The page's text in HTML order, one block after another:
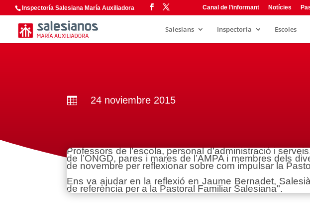
Inspectoría Salesiana María Auxiliadora Canal de l’informant Notícies
Salesians Inspectoria Escoles
 24 noviembre 2015
Professors de l’escola, personal d’administració i
de l’ONGD, pares i mares de l’AMPA i membres dels
de novembre per reflexionar sobre com impulsar la
Ens va ajudar en la reflexió en Jaume Bernadet,
de referència per a la Pastoral Familiar Salesiana".